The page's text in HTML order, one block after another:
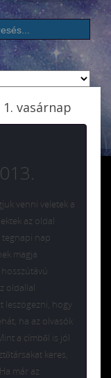
vasárnap
venni veletek a
az oldal
tegnapi nap
magja
oldallal
leszögezni, hogy
ha az olvasók
a címből is jól
keres,
már az